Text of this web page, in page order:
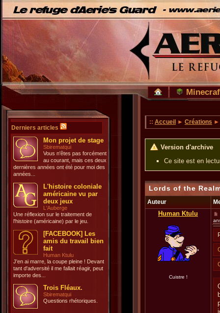
Derniers articles
Mon projet de stage
Sbirematqui
Vous n'êtes pas forcément
au courant, mais ces deux
dernières années ont été pour moi des
années...
L'histoire coloniale
américaine vu par
deux jeux
L'Auberge
Une réflexion sur le traitement de
l'histoire (américaine) par le jeu.
[FACEBOOK] Les
amis du travail bien
fait
Human Ktulu
J'en ai marre, la coupe pleine ! Devant
tant d'adversité il me fallait réagir, peut
importe des...
Trois Fléaux.
Sbirematqui
Questions rhétoriques.
:: Accueil ► Créations
Version d'archive
Ce site est en
Lords of the
Auteur
Human Ktulu
Cuistre !